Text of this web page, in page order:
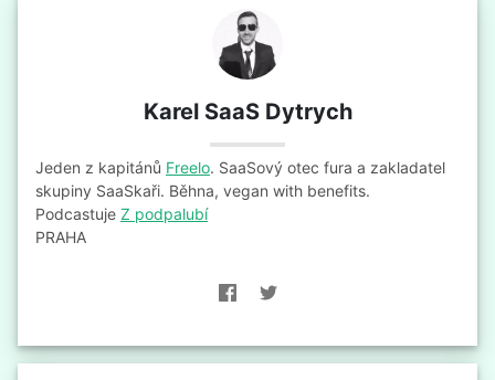
Karel SaaS Dytrych
Jeden z kapitánů Freelo. SaaSový otec fura a zakladatel
skupiny SaaSkaři. Běhna, vegan with benefits.
Podcastuje Z podpalubí
PRAHA